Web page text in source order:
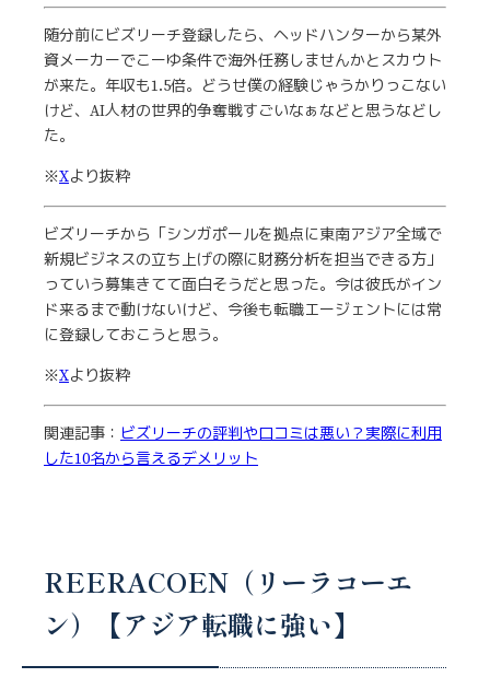
随分前にビズリーチ登録したら、ヘッドハンターから某外
資メーカーでこーゆ条件で海外任務しませんかとスカウト
が来た。年収も1.5倍。どうせ僕の経験じゃうかりっこない
けど、AI人材の世界的争奪戦すごいなぁなどと思うなどし
た。
※Xより抜粋
ビズリーチから「シンガポールを拠点に東南アジア全域で
新規ビジネスの立ち上げの際に財務分析を担当できる方」
っていう募集きてて面白そうだと思った。今は彼氏がイン
ド来るまで動けないけど、今後も転職エージェントには常
に登録しておこうと思う。
※Xより抜粋
関連記事： ビズリーチの評判や口コミは悪い？実際に利用
した10名から言えるデメリット
REERACOEN（リーラコーエ
ン）【アジア転職に強い】